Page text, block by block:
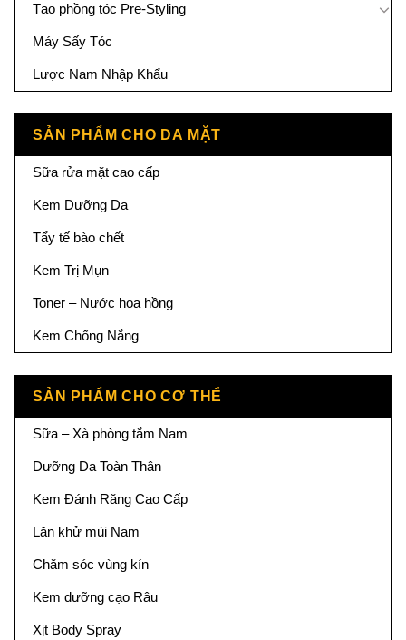
Tạo phồng tóc Pre-Styling
Máy Sấy Tóc
Lược Nam Nhập Khẩu
SẢN PHẨM CHO DA MẶT
Sữa rửa mặt cao cấp
Kem Dưỡng Da
Tẩy tế bào chết
Kem Trị Mụn
Toner – Nước hoa hồng
Kem Chống Nắng
SẢN PHẨM CHO CƠ THỂ
Sữa – Xà phòng tắm Nam
Dưỡng Da Toàn Thân
Kem Đánh Răng Cao Cấp
Lăn khử mùi Nam
Chăm sóc vùng kín
Kem dưỡng cạo Râu
Xịt Body Spray